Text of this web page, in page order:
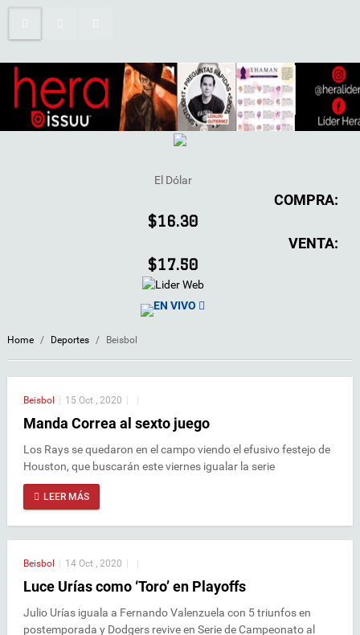
El Dólar
COMPRA:
$16.30
VENTA:
$17.50
EN VIVO
Home / Deportes / Beisbol
Beisbol | 15 Oct , 2020 | |
Manda Correa al sexto juego
Los Rays se quedaron en el campo viendo el efusivo festejo de
Houston, que buscarán este viernes igualar la serie
LEER MÁS
Beisbol | 14 Oct , 2020 | |
Luce Urías como ‘Toro’ en Playoffs
Julio Urías iguala a Fernando Valenzuela con 5 triunfos en
postemporada y Dodgers revive en Serie de Campeonato al